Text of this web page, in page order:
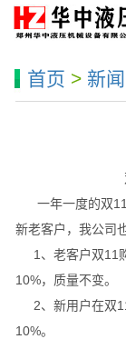
首页 > 新
双11
一年一度的双11
新老客户，我公司
1、老客户双11
10%，质量不变。
2、新用户在双
10%。